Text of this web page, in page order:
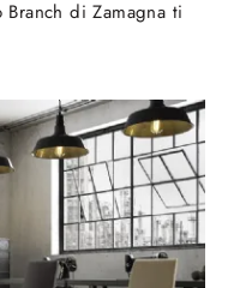
di Zamagna ti